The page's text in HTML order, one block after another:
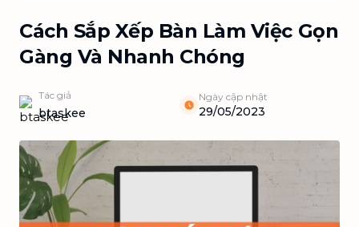
Cách Sắp Xếp Bàn Làm Việc Gọn
Gàng Và Nhanh Chóng
Tác giả
btaskee
Ngày cập nhật
29/05/2023